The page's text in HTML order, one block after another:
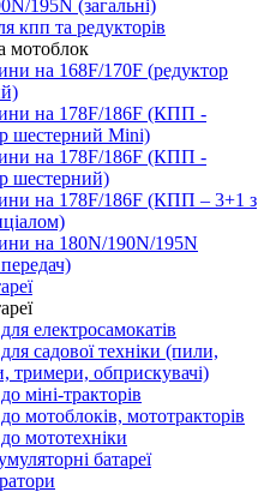
195N (загальні)
кпп та редукторів
мотоблок
на 168F/170F (редуктор
на 178F/186F (КПП -
шестерний Mini)
на 178F/186F (КПП -
шестерний)
на 178F/186F (КПП – 3+1 з
на 180N/190N/195N
електросамокатів
садової техніки (пили,
тримери, обприскувачі)
міні-тракторів
мотоблоків, мототракторів
мототехніки
батареї